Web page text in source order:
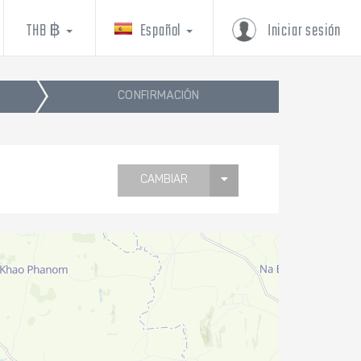
Iniciar sesión
Español
THB ฿
CONFIRMACIÓN
CAMBIAR